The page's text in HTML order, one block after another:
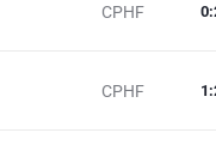
CPHF 0:
CPHF 1 :